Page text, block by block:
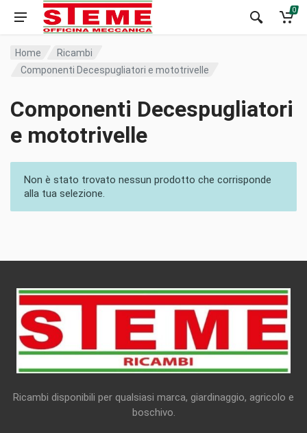
0
Home
Ricambi
Componenti Decespugliatori e mototrivelle
Componenti Decespugliatori
e mototrivelle
Non è stato trovato nessun prodotto che corrisponde
alla tua selezione.
Ricambi disponibili per qualsiasi marca, giardinaggio, agricolo e
boschivo.